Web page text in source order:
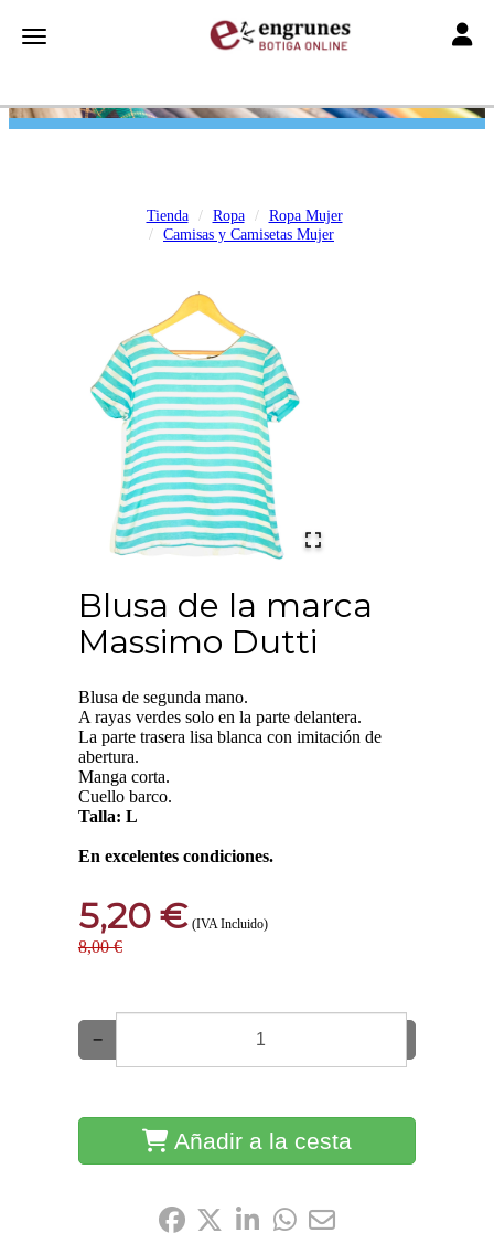
Toggle navigation
Tienda Ropa
Ropa Mujer
Camisas y Camisetas Mujer
Blusa de la marca
Massimo Dutti
Blusa de segunda mano.
A rayas verdes solo en la parte delantera.
La parte trasera lisa blanca con imitación de
abertura.
Manga corta.
Cuello barco.
Talla: L
En excelentes condiciones.
5,20 € (IVA Incluido)
8,00 €
−
Añadir a la cesta